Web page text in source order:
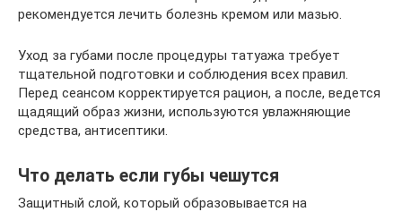
рекомендуется лечить болезнь кремом или мазью.
Уход за губами после процедуры татуажа требует
тщательной подготовки и соблюдения всех правил.
Перед сеансом корректируется рацион, а после, ведется
щадящий образ жизни, используются увлажняющие
средства, антисептики.
Что делать если губы чешутся
Защитный слой, который образовывается на